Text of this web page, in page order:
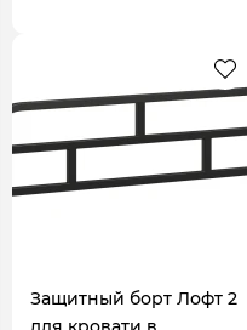
Защитный борт Лофт 2